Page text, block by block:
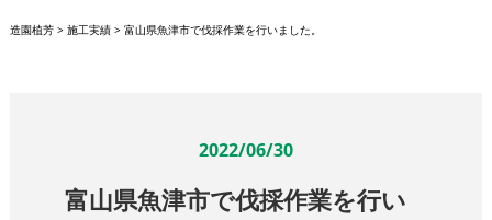
造園植芳> 施工実績> 富山県魚津市で伐採作業を行いました。
2022/06/30
富山県魚津市で伐採作業を行い